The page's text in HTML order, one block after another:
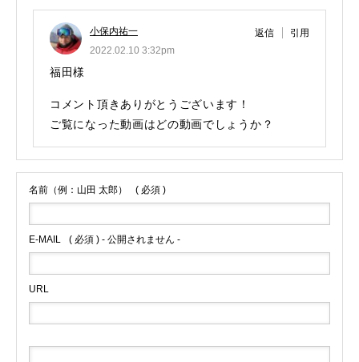
小保内祐一
2022.02.10 3:32pm
返信 引用
福田様
コメント頂きありがとうございます！
ご覧になった動画はどの動画でしょうか？
名前（例：山田 太郎） ( 必須 )
E-MAIL ( 必須 ) - 公開されません -
URL